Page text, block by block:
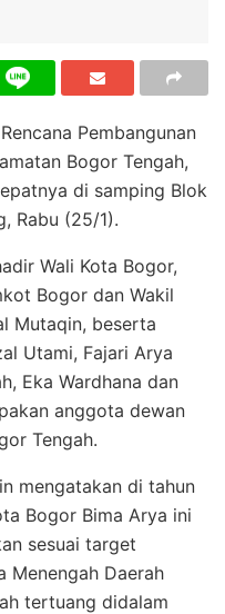
Pembangunan
Bogor Tengah,
di samping Blok
Rabu (25/1).
Wali Kota Bogor,
Bogor dan Wakil
Mutaqin, beserta
Utami, Fajari Arya
Eka Wardhana dan
anggota dewan
Tengah.
mengatakan di tahun
Bogor Bima Arya ini
sesuai target
Menengah Daerah
tertuang didalam